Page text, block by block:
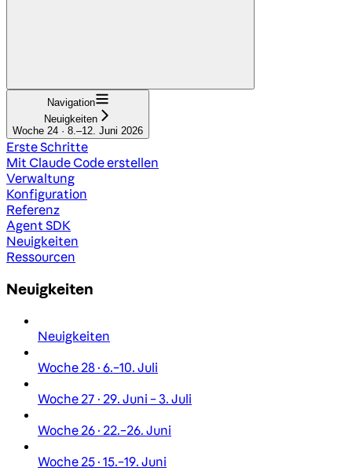
Navigation
Neuigkeiten
Woche 24 · 8.–12. Juni 2026
Erste Schritte
Mit Claude Code erstellen
Verwaltung
Konfiguration
Referenz
Agent SDK
Neuigkeiten
Ressourcen
Neuigkeiten
Neuigkeiten
Woche 28 · 6.–10. Juli
Woche 27 · 29. Juni – 3. Juli
Woche 26 · 22.–26. Juni
Woche 25 · 15.–19. Juni